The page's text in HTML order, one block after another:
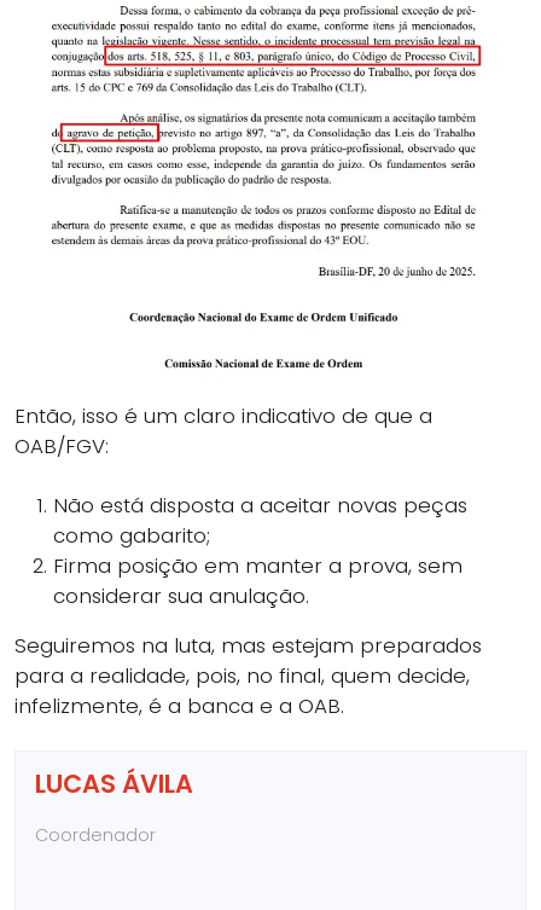
Então, isso é um claro indicativo de que a
OAB/FGV:
Não está disposta a aceitar novas peças
como gabarito;
Firma posição em manter a prova, sem
considerar sua anulação.
Seguiremos na luta, mas estejam preparados
para a realidade, pois, no final, quem decide,
infelizmente, é a banca e a OAB.
LUCAS ÁVILA
Coordenador